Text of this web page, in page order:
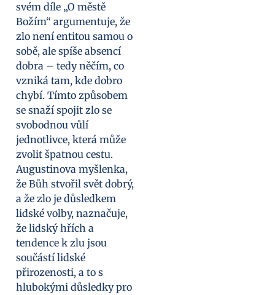
svém díle „O městě
Božím“ argumentuje, že
zlo není entitou samou o
sobě, ale spíše absencí
dobra – tedy něčím, co
vzniká tam, kde dobro
chybí. Tímto způsobem
se snaží spojit zlo se
svobodnou vůlí
jednotlivce, která může
zvolit špatnou cestu.
Augustinova myšlenka,
že Bůh stvořil svět dobrý,
a že zlo je důsledkem
lidské volby, naznačuje,
že lidský hřích a
tendence k zlu jsou
součástí lidské
přirozenosti, a to s
hlubokými důsledky pro